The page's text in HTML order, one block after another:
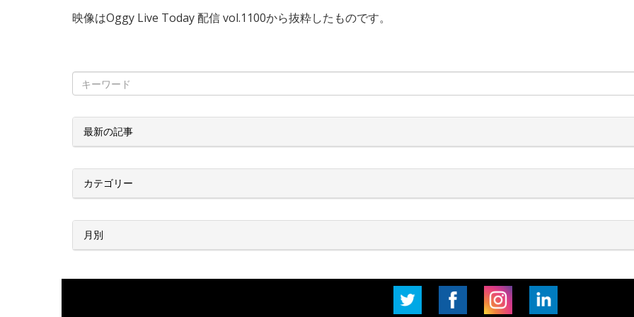
映像はOggy Live Today 配信 vol.1100から抜粋したものです。
最新の記事
カテゴリー
月別